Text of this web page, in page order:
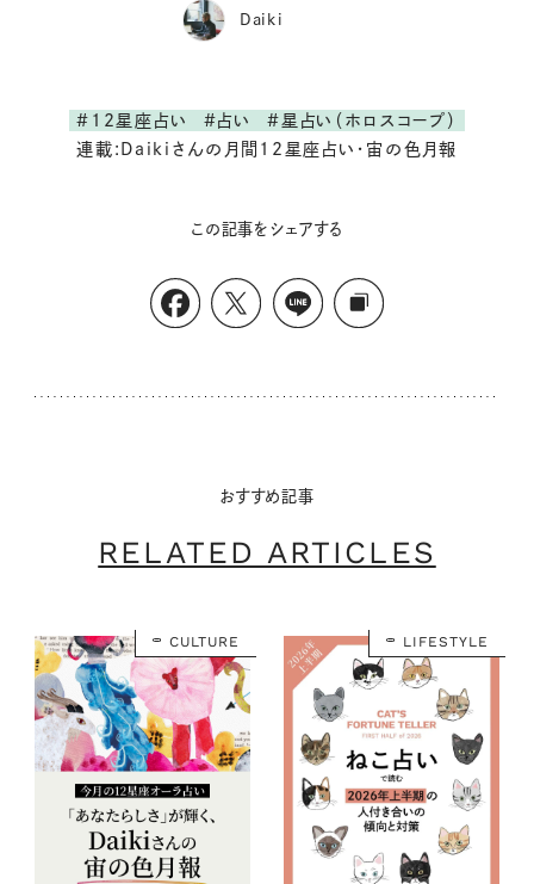
Daiki
#12星座占い #占い
#星占い（ホロスコープ）
連載:Daikiさんの月間12星座占い・宙の色月報
この記事をシェアする
おすすめ記事
RELATED ARTICLES
CULTURE LIFESTYLE